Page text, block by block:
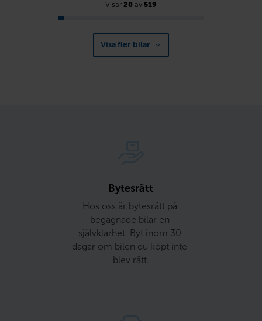
Visar 20 av 519
Visa fler bilar
Bytesrätt
Hos oss är bytesrätt på
begagnade bilar en
självklarhet. Byt inom 30
dagar om bilen du köpt inte
blev rätt.